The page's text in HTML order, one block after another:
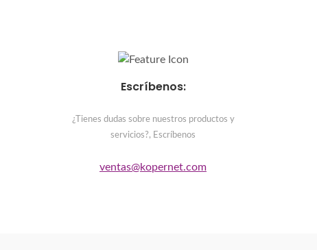
Escríbenos:
¿Tienes dudas sobre nuestros productos y
servicios?, Escríbenos
ventas@kopernet.com